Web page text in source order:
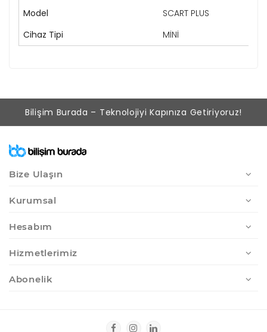
Model
SCART PLUS
Cihaz Tipi
MİNİ
Bilişim Burada – Teknolojiyi Kapınıza Getiriyoruz!
Bize Ulaşın
Kurumsal
Hesabım
Hizmetlerimiz
Abonelik